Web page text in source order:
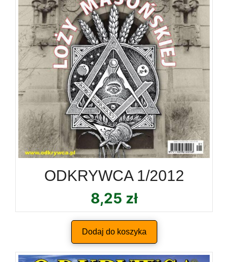
ODKRYWCA 1/2012
8,25 zł
Dodaj do koszyka